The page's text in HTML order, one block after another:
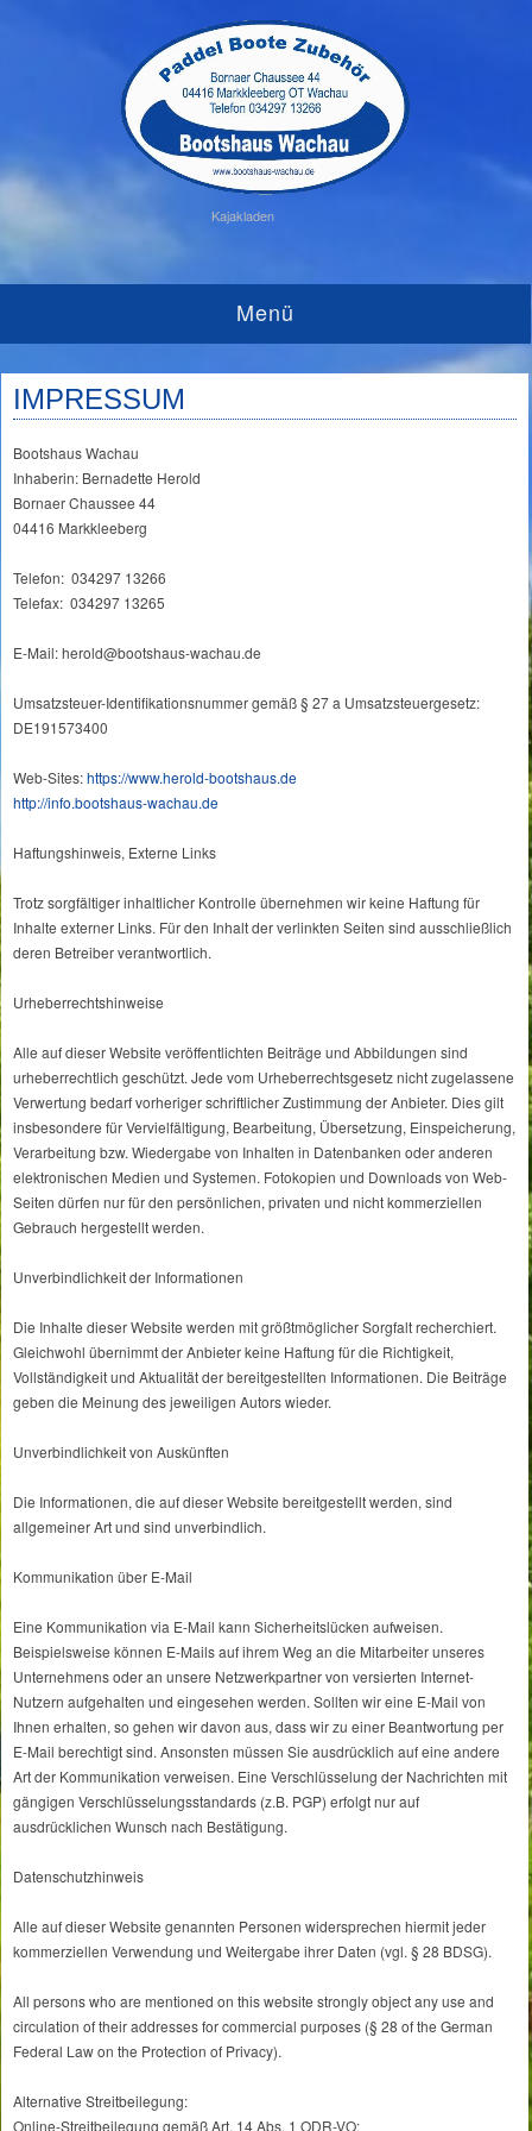
Kajakladen
Menü
IMPRESSUM
Bootshaus Wachau
Inhaberin: Bernadette Herold
Bornaer Chaussee 44
04416 Markkleeberg
Telefon: 034297 13266
Telefax: 034297 13265
E-Mail: herold@bootshaus-wachau.de
Umsatzsteuer-Identifikationsnummer gemäß § 27 a Umsatzsteuergesetz:
DE191573400
Web-Sites:https://www.herold-bootshaus.de
http://info.bootshaus-wachau.de
Haftungshinweis, Externe Links
Trotz sorgfältiger inhaltlicher Kontrolle übernehmen wir keine Haftung für
Inhalte externer Links. Für den Inhalt der verlinkten Seiten sind ausschließlich
deren Betreiber verantwortlich.
Urheberrechtshinweise
Alle auf dieser Website veröffentlichten Beiträge und Abbildungen sind
urheberrechtlich geschützt. Jede vom Urheberrechtsgesetz nicht zugelassene
Verwertung bedarf vorheriger schriftlicher Zustimmung der Anbieter. Dies gilt
insbesondere für Vervielfältigung, Bearbeitung, Übersetzung, Einspeicherung,
Verarbeitung bzw. Wiedergabe von Inhalten in Datenbanken oder anderen
elektronischen Medien und Systemen. Fotokopien und Downloads von Web-
Seiten dürfen nur für den persönlichen, privaten und nicht kommerziellen
Gebrauch hergestellt werden.
Unverbindlichkeit der Informationen
Die Inhalte dieser Website werden mit größtmöglicher Sorgfalt recherchiert.
Gleichwohl übernimmt der Anbieter keine Haftung für die Richtigkeit,
Vollständigkeit und Aktualität der bereitgestellten Informationen. Die Beiträge
geben die Meinung des jeweiligen Autors wieder.
Unverbindlichkeit von Auskünften
Die Informationen, die auf dieser Website bereitgestellt werden, sind
allgemeiner Art und sind unverbindlich.
Kommunikation über E-Mail
Eine Kommunikation via E-Mail kann Sicherheitslücken aufweisen.
Beispielsweise können E-Mails auf ihrem Weg an die Mitarbeiter unseres
Unternehmens oder an unsere Netzwerkpartner von versierten Internet-
Nutzern aufgehalten und eingesehen werden. Sollten wir eine E-Mail von
Ihnen erhalten, so gehen wir davon aus, dass wir zu einer Beantwortung per
E-Mail berechtigt sind. Ansonsten müssen Sie ausdrücklich auf eine andere
Art der Kommunikation verweisen. Eine Verschlüsselung der Nachrichten mit
gängigen Verschlüsselungsstandards (z.B. PGP) erfolgt nur auf
ausdrücklichen Wunsch nach Bestätigung.
Datenschutzhinweis
Alle auf dieser Website genannten Personen widersprechen hiermit jeder
kommerziellen Verwendung und Weitergabe ihrer Daten (vgl. § 28 BDSG).
All persons who are mentioned on this website strongly object any use and
circulation of their addresses for commercial purposes (§ 28 of the German
Federal Law on the Protection of Privacy).
Alternative Streitbeilegung:
Online-Streitbeilegung gemäß Art. 14 Abs. 1 ODR-VO: